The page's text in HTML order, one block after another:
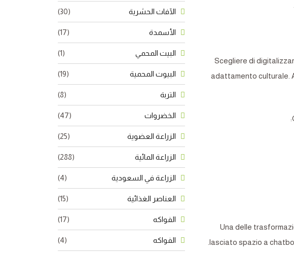
Scegliere di
adattamento culturale.
Una delle
lasciato spazio a
الآفات الحشرية (30)
الأسمدة (17)
البيت المحمي (1)
البيوت المحمية (19)
التربة (8)
الخضروات (47)
الزراعة العضوية (25)
الزراعة المائية (288)
الزراعة في السعودية (4)
العناصر الغذائية (15)
الفواكه (17)
الفواكه (4)